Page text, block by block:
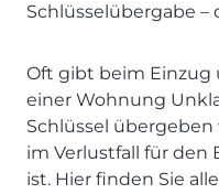
Schlüsselübergabe –
Oft gibt beim Einzug
einer Wohnung
Schlüssel
im Verlustfall für den
ist. Hier finden Sie